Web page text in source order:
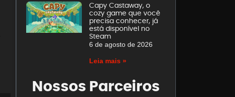
Capy Castaway, o
cozy game que você
precisa conhecer, já
está disponível no
Steam
6 de agosto de 2026
Leia mais »
Nossos Parceiros